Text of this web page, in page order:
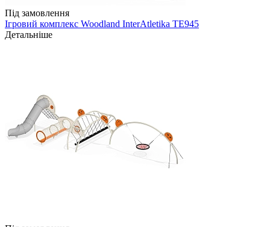
Під замовлення
Ігровий комплекс Woodland InterAtletika TE945
Детальніше